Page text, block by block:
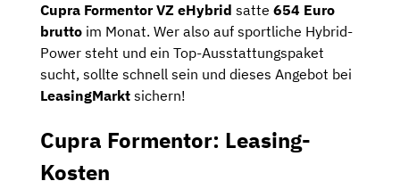
Cupra Formentor VZ eHybrid satte 654 Euro
brutto im Monat. Wer also auf sportliche Hybrid-
Power steht und ein Top-Ausstattungspaket
sucht, sollte schnell sein und dieses Angebot bei
LeasingMarkt sichern!
Cupra Formentor: Leasing-
Kosten